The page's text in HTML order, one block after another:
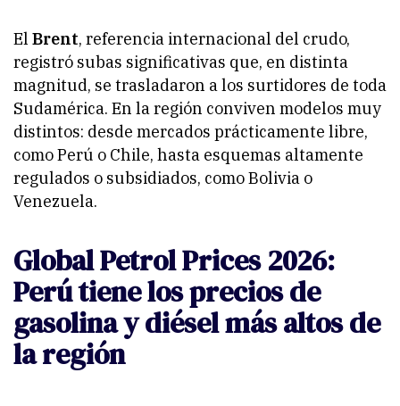
El Brent, referencia internacional del crudo,
registró subas significativas que, en distinta
magnitud, se trasladaron a los surtidores de toda
Sudamérica. En la región conviven modelos muy
distintos: desde mercados prácticamente libre,
como Perú o Chile, hasta esquemas altamente
regulados o subsidiados, como Bolivia o
Venezuela.
Global Petrol Prices 2026:
Perú tiene los precios de
gasolina y diésel más altos de
la región